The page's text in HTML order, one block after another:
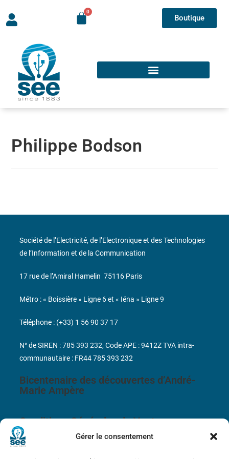
Gérer le consentement
Boutique
Philippe Bodson
Bicentenaire des découvertes d’André-
Marie Ampère
Conditions Générales de Vente
Société de l’Electricité, de l’Electronique et des Technologies
de l’Information et de la Communication
17 rue de l’Amiral Hamelin 75116 Paris
Métro : « Boissière » Ligne 6 et « Iéna » Ligne 9
Téléphone : (+33) 1 56 90 37 17
N° de SIREN : 785 393 232, Code APE : 9412Z TVA intra-
communautaire : FR44 785 393 232